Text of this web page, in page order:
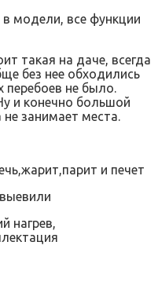
модели, все функции
такая на даче, всегда
без нее обходились
перебоев не было.
и конечно большой
занимает места.
и печет
нагрев,